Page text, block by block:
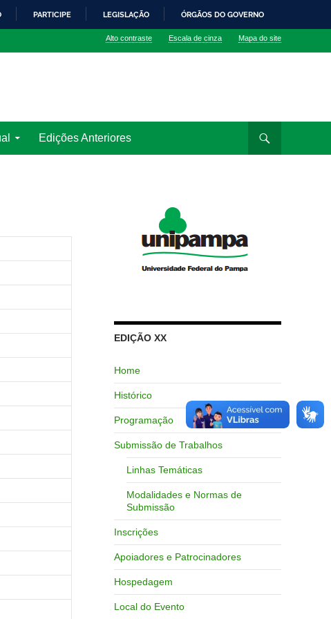
PARTICIPE LEGISLAÇÃO ÓRGÃOS DO GOVERNO
Alto contraste Escala de cinza Mapa do site
Edições Anteriores
EDIÇÃO XX
Home
Histórico
Programação
Submissão de Trabalhos
Linhas Temáticas
Modalidades e Normas de
Submissão
Inscrições
Apoiadores e Patrocinadores
Hospedagem
Local do Evento